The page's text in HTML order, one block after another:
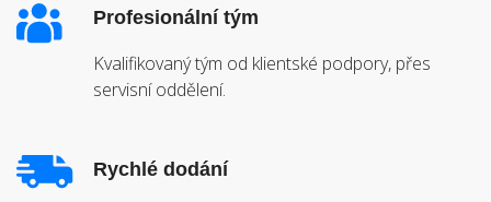
Profesionální tým
Kvalifikovaný tým od klientské podpory, přes
servisní oddělení.
Rychlé dodání